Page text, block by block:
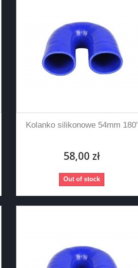
Kolanko silikonowe 54mm 180'
58,00 zł
Out of stock